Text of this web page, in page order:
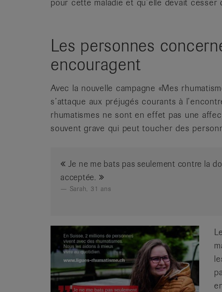
pour cette maladie et qu’elle devait cesser
Les personnes
encouragent
Avec la nouvelle campagne «Mes
s’attaque aux préjugés courants à
rhumatismes ne sont en effet pas une
souvent grave qui peut toucher des
Je ne me bats pas seulement contre la
acceptée.
Sarah, 31 ans